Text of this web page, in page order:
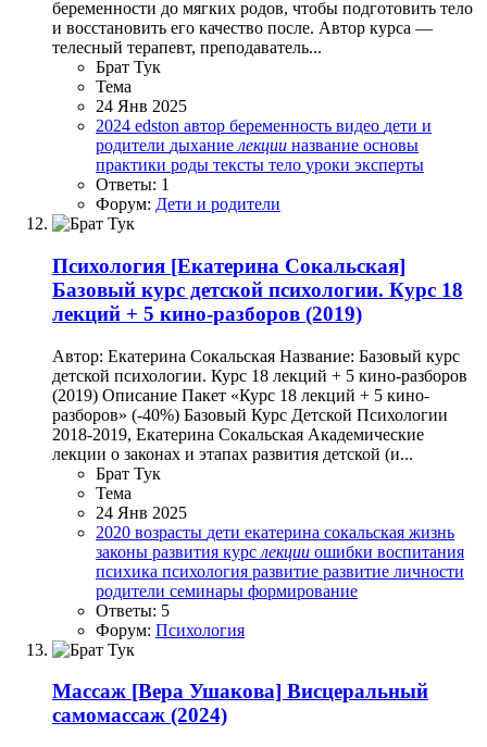
беременности до мягких родов, чтобы подготовить тело
и восстановить его качество после. Автор курса —
телесный терапевт, преподаватель...
Брат Тук
Тема
24 Янв 2025
2024 edston автор беременность видео дети и
родители дыхание лекции название основы
практики роды тексты тело уроки эксперты
Ответы: 1
Форум: Дети и родители
Психология [Екатерина Сокальская]
Базовый курс детской психологии. Курс 18
лекций + 5 кино-разборов (2019)
Автор: Екатерина Сокальская Название: Базовый курс
детской психологии. Курс 18 лекций + 5 кино-разборов
(2019) Описание Пакет «Курс 18 лекций + 5 кино-
разборов» (-40%) Базовый Курс Детской Психологии
2018-2019, Екатерина Сокальская Академические
лекции о законах и этапах развития детской (и...
Брат Тук
Тема
24 Янв 2025
2020 возрасты дети екатерина сокальская жизнь
законы развития курс лекции ошибки воспитания
психика психология развитие развитие личности
родители семинары формирование
Ответы: 5
Форум: Психология
Массаж [Вера Ушакова] Висцеральный
самомассаж (2024)